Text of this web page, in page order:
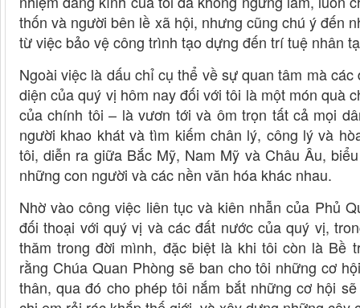
thốn và người bên lề xã hội, nhưng cũng chú ý đến
từ việc bảo vệ công trình tạo dựng đến trí tuệ nhân
Ngoài việc là dấu chỉ cụ thể về sự quan tâm mà
diện của quý vị hôm nay đối với tôi là một món quà
của chính tôi – là vươn tới và ôm trọn tất cả mọi
người khao khát và tìm kiếm chân lý, công lý và
tôi, diễn ra giữa Bắc Mỹ, Nam Mỹ và Châu Âu,
những con người và các nền văn hóa khác nhau.
Nhờ vào công việc liên tục và kiên nhẫn của Phủ
đối thoại với quý vị và các đất nước của quý vị,
thăm trong đời mình, đặc biệt là khi tôi còn là Bề
rằng Chúa Quan Phòng sẽ ban cho tôi những cơ
thân, qua đó cho phép tôi nắm bắt những cơ hội